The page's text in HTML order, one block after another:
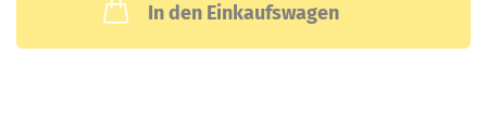
In den Einkaufswagen